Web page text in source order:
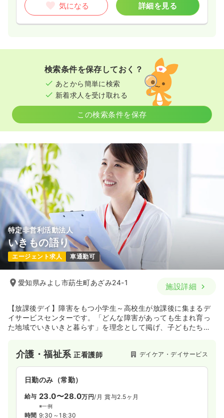
気になる 詳細を見る
検索条件を保存しておく？
あとから簡単に検索
新着求人を受け取れる
この検索条件を保存
特定非営利活動法人
いきもの語り
エージェント求人 車通勤可
愛知県みよし市莇生町あざみ24-1 施設詳細
【放課後デイ】障害をもつ小学生～高校生が放課後に集まるデ
イサービスセンターです。「どんな障害があっても生まれ育っ
た地域でいきいきと暮らす」を理念として掲げ、子どもたちの
介護・福祉系正看護師 デイケア・デイサービス
日勤のみ（常勤）
給与 23.0〜28.0万円/月 賞与2.5ヶ月
※一例
時間 9:30～18:30